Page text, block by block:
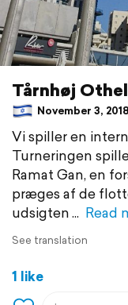
Tårnhøj
November 3,
Vi spiller en
Turneringen
Ramat Gan, en
præges af de
udsigten
Read
See translation
1 like